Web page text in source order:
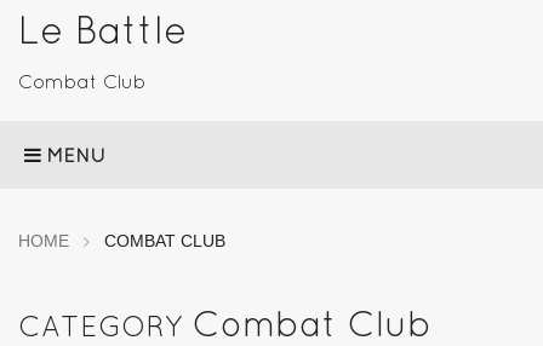
Le Battle
Combat Club
MENU
HOME COMBAT CLUB
CATEGORY Combat Club